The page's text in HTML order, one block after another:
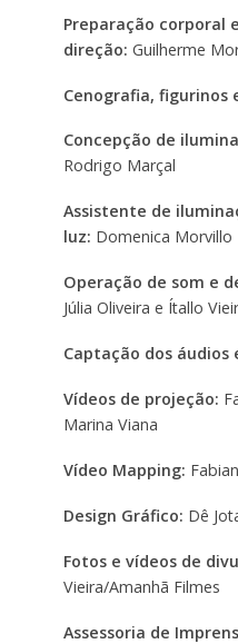
Preparação corporal
direção: Guilherme
Cenografia, figurinos
Concepção de
Rodrigo Marçal
Assistente de
luz: Domenica Morvillo
Operação de som e
Júlia Oliveira e Ítallo
Captação dos áudios
Vídeos de projeção:
Marina Viana
Vídeo Mapping:
Design Gráfico: Dê
Fotos e vídeos de
Vieira/Amanhã Filmes
Assessoria de